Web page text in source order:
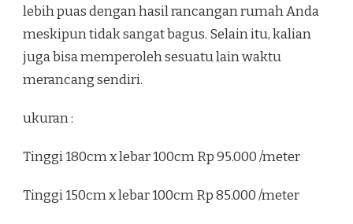
lebih puas dengan hasil rancangan rumah Anda
meskipun tidak sangat bagus. Selain itu, kalian
juga bisa memperoleh sesuatu lain waktu
merancang sendiri.
ukuran :
Tinggi 180cm x lebar 100cm Rp 95.000 /meter
Tinggi 150cm x lebar 100cm Rp 85.000 /meter